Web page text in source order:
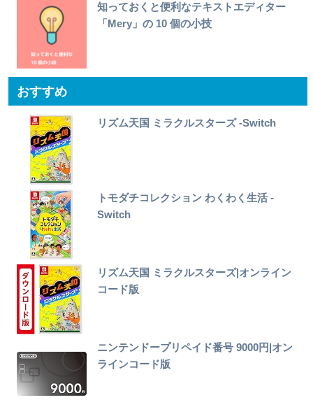
知っておくと便利なテキストエディター
「Mery」の 10 個の小技
おすすめ
リズム天国 ミラクルスターズ -Switch
トモダチコレクション わくわく生活 -
Switch
リズム天国 ミラクルスターズ|オンライン
コード版
ニンテンドープリペイド番号 9000円|オン
ラインコード版